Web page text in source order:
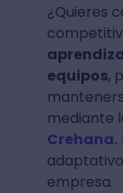
¿Quieres
equipos,
mediante
Crehana.
empresa.